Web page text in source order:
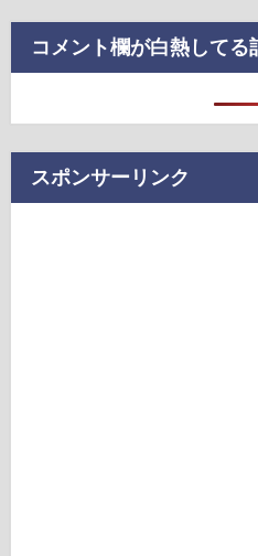
コメント欄が白熱してる
スポンサーリンク